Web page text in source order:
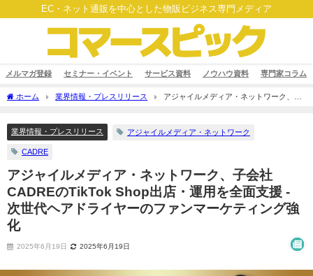
EC・ネット通販を中心とした物販ビジネス専門メディア
メルマガ登録 セミナー・イベント サービス資料 ノウハウ資料 専門家コラム
ホーム 業界情報・プレスリリース
アジャイルメディア・ネットワーク、子
業界情報・プレスリリース
アジャイルメディア・ネットワーク
CADRE
アジャイルメディア・ネットワーク、子会社
CADREのTikTok Shop出店・運用を全面支援 -
次世代ヘアドライヤーのファンマーケティング強
化
2025年6月19日 2025年6月19日